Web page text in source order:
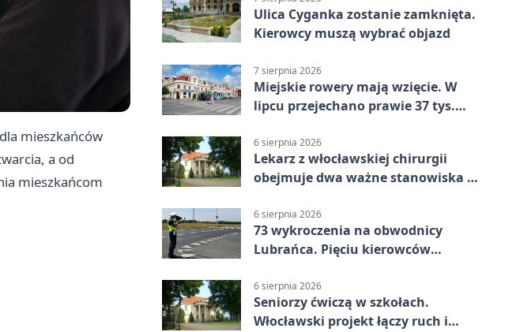
mieszkańców
a od
mieszkańcom
Ulica Cyganka zostanie zamknięta.
Kierowcy muszą wybrać objazd
7 sierpnia 2026
Miejskie rowery mają wzięcie. W
lipcu przejechano prawie 37 tys.
6 sierpnia 2026
Lekarz z włocławskiej chirurgii
obejmuje dwa ważne stanowiska w
6 sierpnia 2026
73 wykroczenia na obwodnicy
Lubrańca. Pięciu kierowców
6 sierpnia 2026
Seniorzy ćwiczą w szkołach.
Włocławski projekt łączy ruch i